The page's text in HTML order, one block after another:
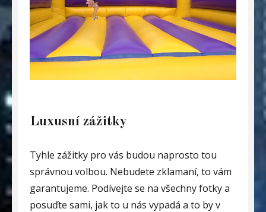
Luxusní zážitky
Tyhle zážitky pro vás budou naprosto tou
správnou volbou. Nebudete zklamaní, to vám
garantujeme. Podívejte se na všechny fotky a
posuďte sami, jak to u nás vypadá a to by v